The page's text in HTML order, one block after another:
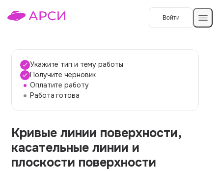
Войти
Темы работ
О сервисе
О компании
Наши гарантии
Контакты
Укажите тип и тему работы
Получите черновик
Оплатите работу
Работа готова
Кривые линии поверхности,
касательные линии и
плоскости поверхности